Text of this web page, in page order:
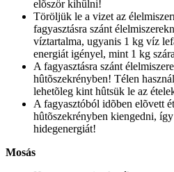
elõször kihûlni!
Töröljük le a vizet az
fagyasztásra szánt
víztartalma, ugyanis 1 kg víz
energiát igényel, mint 1 kg
A fagyasztásra szánt
hûtõszekrényben! Télen
lehetõleg kint hûtsük le az
A fagyasztóból idõben elõvett
hûtõszekrényben kiengedni,
hidegenergiát!
Mosás